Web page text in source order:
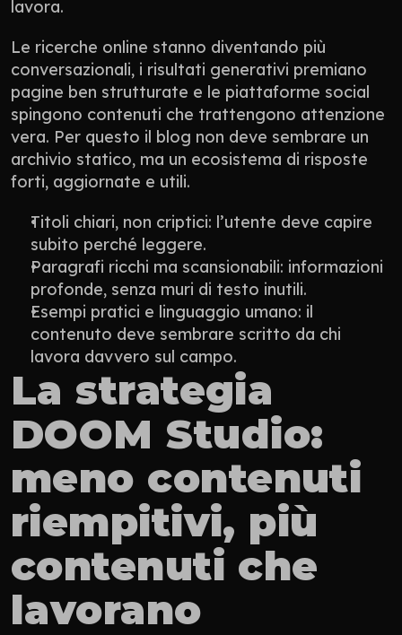
lavora.
Le ricerche online stanno diventando più
conversazionali, i risultati generativi premiano
pagine ben strutturate e le piattaforme social
spingono contenuti che trattengono attenzione
vera. Per questo il blog non deve sembrare un
archivio statico, ma un ecosistema di risposte
forti, aggiornate e utili.
Titoli chiari, non criptici: l’utente deve capire
subito perché leggere.
Paragrafi ricchi ma scansionabili: informazioni
profonde, senza muri di testo inutili.
Esempi pratici e linguaggio umano: il
contenuto deve sembrare scritto da chi
lavora davvero sul campo.
La strategia
DOOM Studio:
meno contenuti
riempitivi, più
contenuti che
lavorano